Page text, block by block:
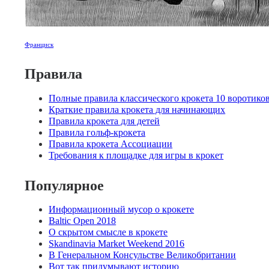
Франциск
Правила
Полные правила классического крокета 10
Краткие правила крокета для начинающих
Правила крокета для детей
Правила гольф-крокета
Правила крокета Ассоциации
Требования к площадке для игры в крокет
Популярное
Информационный мусор о крокете
Baltic Open 2018
О скрытом смысле в крокете
Skandinavia Market Weekend 2016
В Генеральном Консульстве Великобритании
Вот так придумывают историю